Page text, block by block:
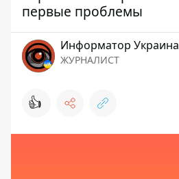
первые проблемы
Информатор Украина
ЖУРНАЛИСТ
👍